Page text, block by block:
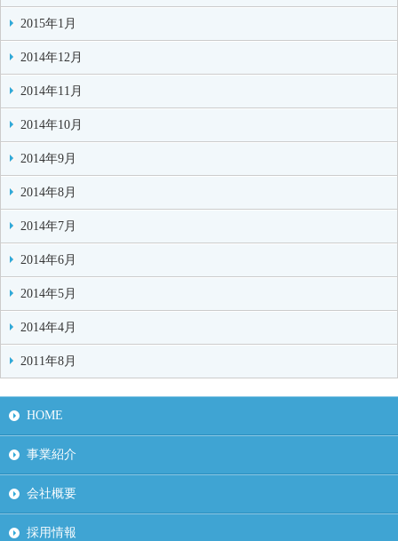
2015年1月
2014年12月
2014年11月
2014年10月
2014年9月
2014年8月
2014年7月
2014年6月
2014年5月
2014年4月
2011年8月
HOME
事業紹介
会社概要
採用情報